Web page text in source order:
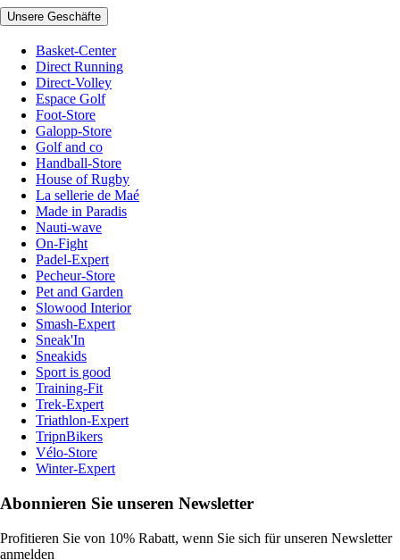
Unsere Geschäfte
Basket-Center
Direct Running
Direct-Volley
Espace Golf
Foot-Store
Galopp-Store
Golf and co
Handball-Store
House of Rugby
La sellerie de Maé
Made in Paradis
Nauti-wave
On-Fight
Padel-Expert
Pecheur-Store
Pet and Garden
Slowood Interior
Smash-Expert
Sneak'In
Sneakids
Sport is good
Training-Fit
Trek-Expert
Triathlon-Expert
TripnBikers
Vélo-Store
Winter-Expert
Abonnieren Sie unseren Newsletter
Profitieren Sie von 10% Rabatt, wenn Sie sich für unseren Newsletter
anmelden